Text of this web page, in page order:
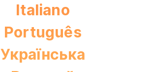
Italiano
Português
Українська